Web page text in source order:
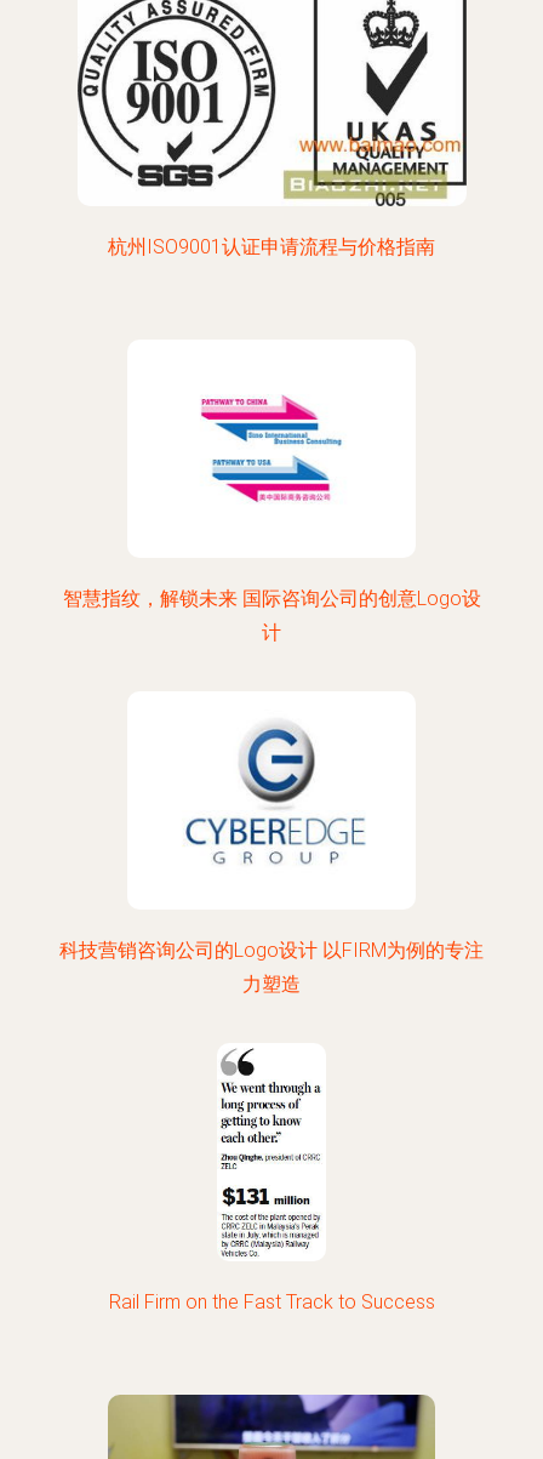
杭州ISO9001认证申请流程与价格指南
智慧指纹，解锁未来 国际咨询公司的创意Logo设
计
科技营销咨询公司的Logo设计 以FIRM为例的专注
力塑造
Rail Firm on the Fast Track to Success